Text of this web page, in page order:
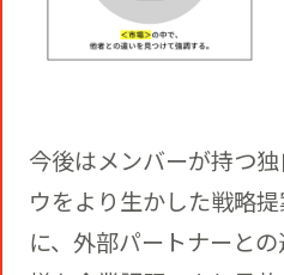
今後はメンバーが持つ
ウをより生かした戦略
に、外部パートナーと